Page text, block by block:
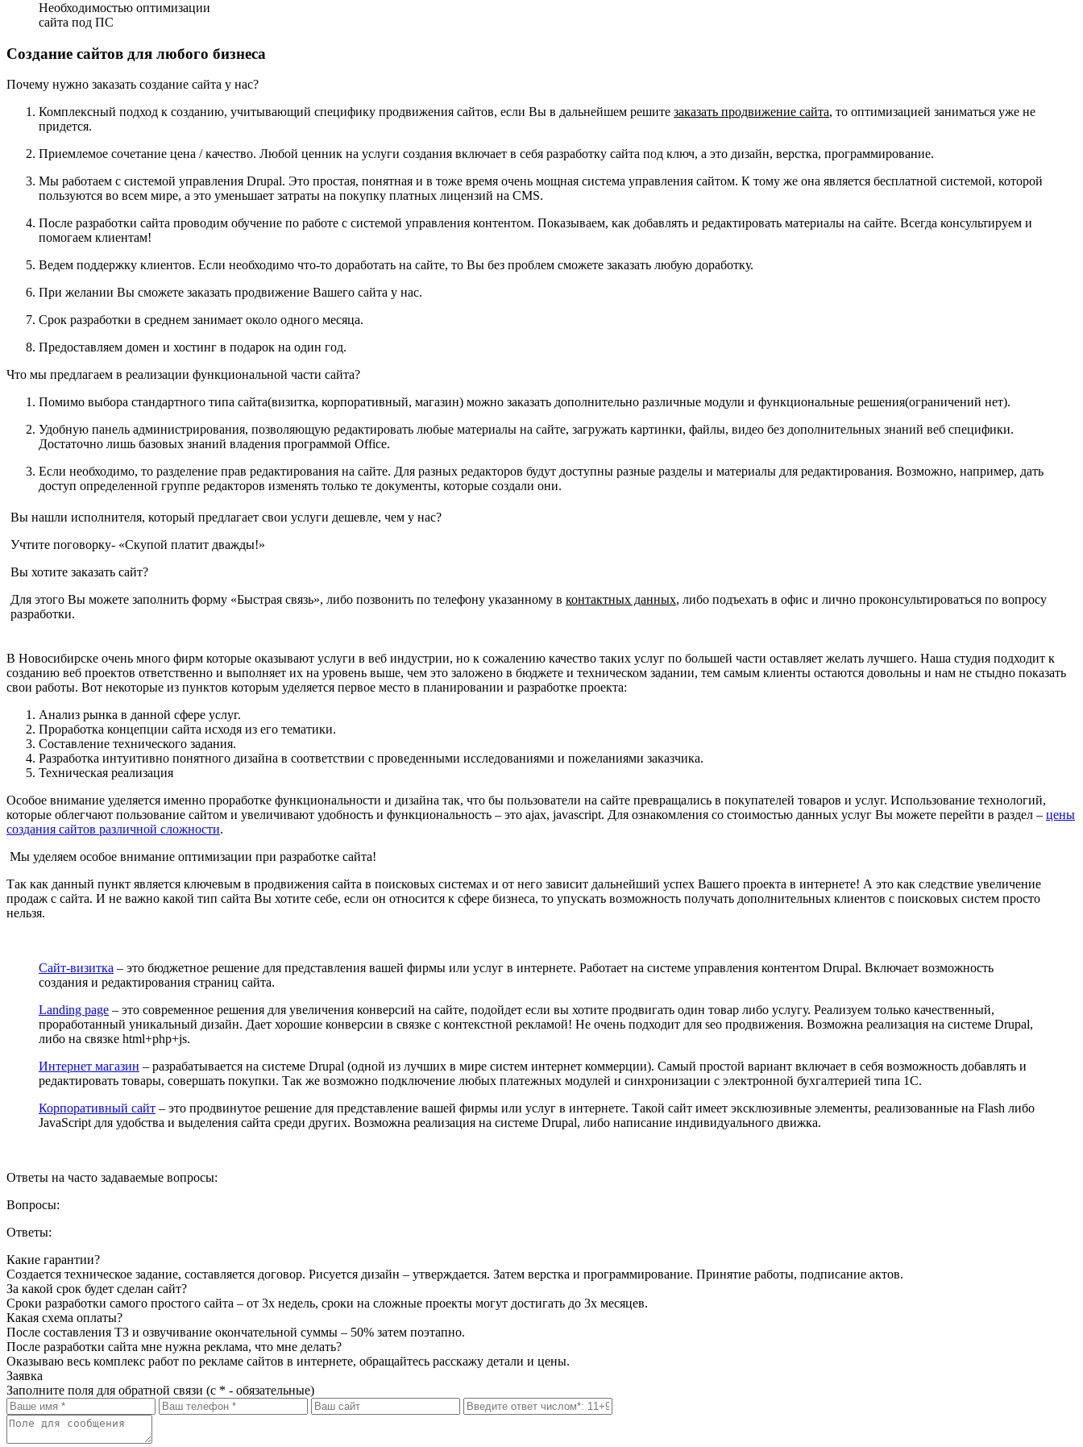
Необходимостью оптимизации
сайта под ПС
Создание сайтов для любого бизнеса
Почему нужно заказать создание сайта у нас?
Комплексный подход к созданию, учитывающий специфику продвижения сайтов, если Вы в дальнейшем решите заказать продвижение сайта, то оптимизацией заниматься уже не
придется.
Приемлемое сочетание цена / качество. Любой ценник на услуги создания включает в себя разработку сайта под ключ, а это дизайн, верстка, программирование.
Мы работаем с системой управления Drupal. Это простая, понятная и в тоже время очень мощная система управления сайтом. К тому же она является бесплатной системой, которой
пользуются во всем мире, а это уменьшает затраты на покупку платных лицензий на CMS.
После разработки сайта проводим обучение по работе с системой управления контентом. Показываем, как добавлять и редактировать материалы на сайте. Всегда консультируем и
помогаем клиентам!
Ведем поддержку клиентов. Если необходимо что-то доработать на сайте, то Вы без проблем сможете заказать любую доработку.
При желании Вы сможете заказать продвижение Вашего сайта у нас.
Срок разработки в среднем занимает около одного месяца.
Предоставляем домен и хостинг в подарок на один год.
Что мы предлагаем в реализации функциональной части сайта?
Помимо выбора стандартного типа сайта(визитка, корпоративный, магазин) можно заказать дополнительно различные модули и функциональные решения(ограничений нет).
Удобную панель администрирования, позволяющую редактировать любые материалы на сайте, загружать картинки, файлы, видео без дополнительных знаний веб специфики.
Достаточно лишь базовых знаний владения программой Office.
Если необходимо, то разделение прав редактирования на сайте. Для разных редакторов будут доступны разные разделы и материалы для редактирования. Возможно, например, дать
доступ определенной группе редакторов изменять только те документы, которые создали они.
Вы нашли исполнителя, который предлагает свои услуги дешевле, чем у нас?
Учтите поговорку- «Скупой платит дважды!»
Вы хотите заказать сайт?
Для этого Вы можете заполнить форму «Быстрая связь», либо позвонить по телефону указанному в контактных данных, либо подъехать в офис и лично проконсультироваться по вопросу
разработки.
В Новосибирске очень много фирм которые оказывают услуги в веб индустрии, но к сожалению качество таких услуг по большей части оставляет желать лучшего. Наша студия подходит к
созданию веб проектов ответственно и выполняет их на уровень выше, чем это заложено в бюджете и техническом задании, тем самым клиенты остаются довольны и нам не стыдно показать
свои работы. Вот некоторые из пунктов которым уделяется первое место в планировании и разработке проекта:
Анализ рынка в данной сфере услуг.
Проработка концепции сайта исходя из его тематики.
Составление технического задания.
Разработка интуитивно понятного дизайна в соответствии с проведенными исследованиями и пожеланиями заказчика.
Техническая реализация
Особое внимание уделяется именно проработке функциональности и дизайна так, что бы пользователи на сайте превращались в покупателей товаров и услуг. Использование технологий,
которые облегчают пользование сайтом и увеличивают удобность и функциональность – это ajax, javascript. Для ознакомления со стоимостью данных услуг Вы можете перейти в раздел – цены
создания сайтов различной сложности.
Мы уделяем особое внимание оптимизации при разработке сайта!
Так как данный пункт является ключевым в продвижения сайта в поисковых системах и от него зависит дальнейший успех Вашего проекта в интернете! А это как следствие увеличение
продаж с сайта. И не важно какой тип сайта Вы хотите себе, если он относится к сфере бизнеса, то упускать возможность получать дополнительных клиентов с поисковых систем просто
нельзя.
Сайт-визитка – это бюджетное решение для представления вашей фирмы или услуг в интернете. Работает на системе управления контентом Drupal. Включает возможность
создания и редактирования страниц сайта.
Landing page – это современное решения для увеличения конверсий на сайте, подойдет если вы хотите продвигать один товар либо услугу. Реализуем только качественный,
проработанный уникальный дизайн. Дает хорошие конверсии в связке с контекстной рекламой! Не очень подходит для seo продвижения. Возможна реализация на системе Drupal,
либо на связке html+php+js.
Интернет магазин – разрабатывается на системе Drupal (одной из лучших в мире систем интернет коммерции). Самый простой вариант включает в себя возможность добавлять и
редактировать товары, совершать покупки. Так же возможно подключение любых платежных модулей и синхронизации с электронной бухгалтерией типа 1С.
Корпоративный сайт – это продвинутое решение для представление вашей фирмы или услуг в интернете. Такой сайт имеет эксклюзивные элементы, реализованные на Flash либо
JavaScript для удобства и выделения сайта среди других. Возможна реализация на системе Drupal, либо написание индивидуального движка.
Ответы на часто задаваемые вопросы:
Вопросы:
Ответы:
Какие гарантии?
Создается техническое задание, составляется договор. Рисуется дизайн – утверждается. Затем верстка и программирование. Принятие работы, подписание актов.
За какой срок будет сделан сайт?
Сроки разработки самого простого сайта – от 3х недель, сроки на сложные проекты могут достигать до 3х месяцев.
Какая схема оплаты?
После составления ТЗ и озвучивание окончательной суммы – 50% затем поэтапно.
После разработки сайта мне нужна реклама, что мне делать?
Оказываю весь комплекс работ по рекламе сайтов в интернете, обращайтесь расскажу детали и цены.
Заявка
Заполните поля для обратной связи (с * - обязательные)